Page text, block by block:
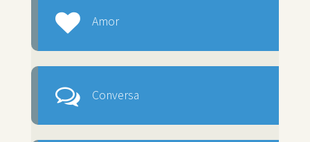
Amor
Conversa